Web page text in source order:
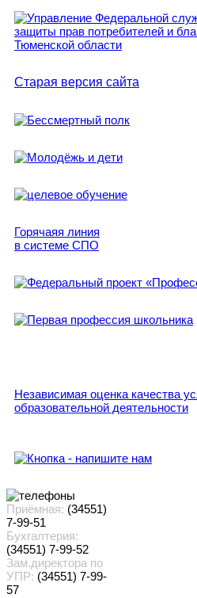
Старая версия сайта
Горячаяя линия
в системе СПО
Независимая оценка качества
образовательной деятельности
Приёмная: (34551)
7-99-51
Бухгалтерия:
(34551) 7-99-52
Зам.директора по
УПР: (34551) 7-99-
57